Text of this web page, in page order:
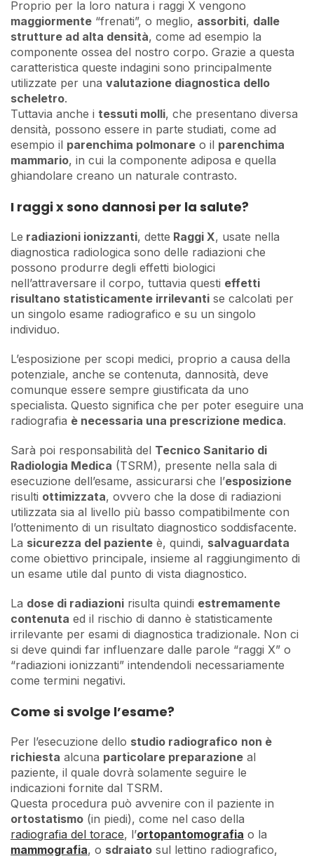
Proprio per la loro natura i raggi X vengono
maggiormente “frenati”, o meglio, assorbiti, dalle
strutture ad alta densità, come ad esempio la
componente ossea del nostro corpo. Grazie a questa
caratteristica queste indagini sono principalmente
utilizzate per una valutazione diagnostica dello
scheletro.
Tuttavia anche i tessuti molli, che presentano diversa
densità, possono essere in parte studiati, come ad
esempio il parenchima polmonare o il parenchima
mammario, in cui la componente adiposa e quella
ghiandolare creano un naturale contrasto.
I raggi x sono dannosi per la salute?
Le radiazioni ionizzanti, dette Raggi X, usate nella
diagnostica radiologica sono delle radiazioni che
possono produrre degli effetti biologici
nell’attraversare il corpo, tuttavia questi effetti
risultano statisticamente irrilevanti se calcolati per
un singolo esame radiografico e su un singolo
individuo.
L’esposizione per scopi medici, proprio a causa della
potenziale, anche se contenuta, dannosità, deve
comunque essere sempre giustificata da uno
specialista. Questo significa che per poter eseguire una
radiografia è necessaria una prescrizione medica.
Sarà poi responsabilità del Tecnico Sanitario di
Radiologia Medica (TSRM), presente nella sala di
esecuzione dell’esame, assicurarsi che l’esposizione
risulti ottimizzata, ovvero che la dose di radiazioni
utilizzata sia al livello più basso compatibilmente con
l’ottenimento di un risultato diagnostico soddisfacente.
La sicurezza del paziente è, quindi, salvaguardata
come obiettivo principale, insieme al raggiungimento di
un esame utile dal punto di vista diagnostico.
La dose di radiazioni risulta quindi estremamente
contenuta ed il rischio di danno è statisticamente
irrilevante per esami di diagnostica tradizionale. Non ci
si deve quindi far influenzare dalle parole “raggi X” o
“radiazioni ionizzanti” intendendoli necessariamente
come termini negativi.
Come si svolge l’esame?
Per l’esecuzione dello studio radiografico non è
richiesta alcuna particolare preparazione al
paziente, il quale dovrà solamente seguire le
indicazioni fornite dal TSRM.
Questa procedura può avvenire con il paziente in
ortostatismo (in piedi), come nel caso della
radiografia del torace, l’ortopantomografia o la
mammografia, o sdraiato sul lettino radiografico,